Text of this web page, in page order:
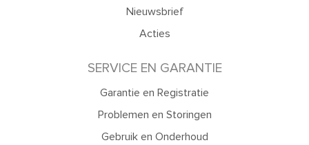
Nieuwsbrief
Acties
SERVICE EN GARANTIE
Garantie en Registratie
Problemen en Storingen
Gebruik en Onderhoud